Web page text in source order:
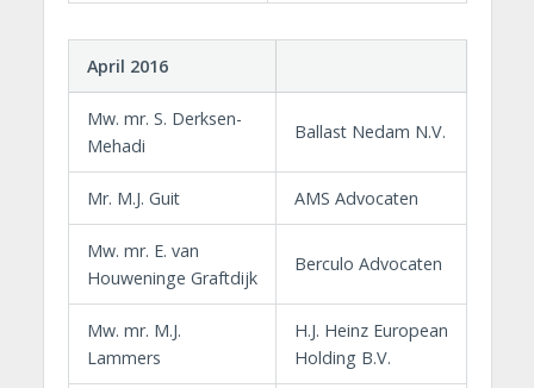
April 2016
Mw. mr. S. Derksen-
Mehadi
Ballast Nedam N.V.
Mr. M.J. Guit AMS Advocaten
Mw. mr. E. van
Houweninge Graftdijk
Berculo Advocaten
Mw. mr. M.J.
Lammers
H.J. Heinz European
Holding B.V.